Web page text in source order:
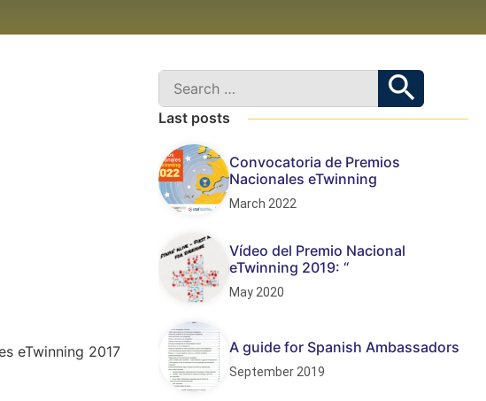
eTwinning 2017
Last posts
Convocatoria de Premios
Nacionales eTwinning
March 2022
Vídeo del Premio Nacional
eTwinning 2019: “
May 2020
A guide for Spanish Ambassadors
September 2019